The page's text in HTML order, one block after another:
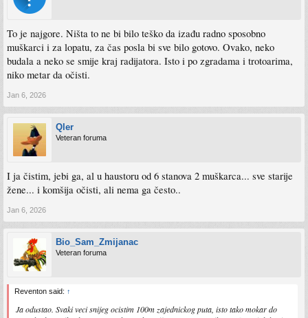
To je najgore. Ništa to ne bi bilo teško da izađu radno sposobno
muškarci i za lopatu, za čas posla bi sve bilo gotovo. Ovako, neko
budala a neko se smije kraj radijatora. Isto i po zgradama i trotoarima,
niko metar da očisti.
Jan 6, 2026
Qler
Veteran foruma
I ja čistim, jebi ga, al u haustoru od 6 stanova 2 muškarca... sve starije
žene... i komšija očisti, ali nema ga često..
Jan 6, 2026
Bio_Sam_Zmijanac
Veteran foruma
Reventon said: ↑
Ja odustao. Svaki veci snijeg ocistim 100m zajednickog puta, isto tako mokar do